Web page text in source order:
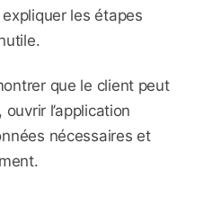
les étapes
que le client peut
l’application
nécessaires et